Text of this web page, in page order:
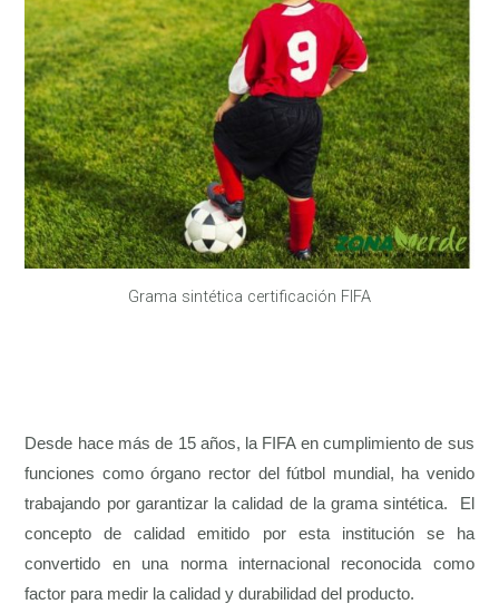
Grama sintética certificación FIFA
Desde hace más de 15 años, la FIFA en cumplimiento de sus
funciones como órgano rector del fútbol mundial, ha venido
trabajando por garantizar la calidad de la grama sintética. El
concepto de calidad emitido por esta institución se ha
convertido en una norma internacional reconocida como
factor para medir la calidad y durabilidad del producto.